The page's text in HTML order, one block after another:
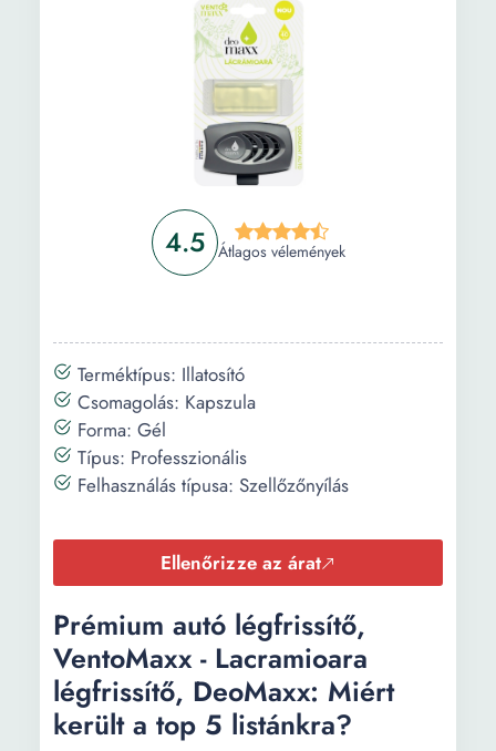
4.5 Átlagos vélemények
Terméktípus: Illatosító
Csomagolás: Kapszula
Forma: Gél
Típus: Professzionális
Felhasználás típusa: Szellőzőnyílás
Ellenőrizze az árat
Prémium autó légfrissítő,
VentoMaxx - Lacramioara
légfrissítő, DeoMaxx: Miért
került a top 5 listánkra?